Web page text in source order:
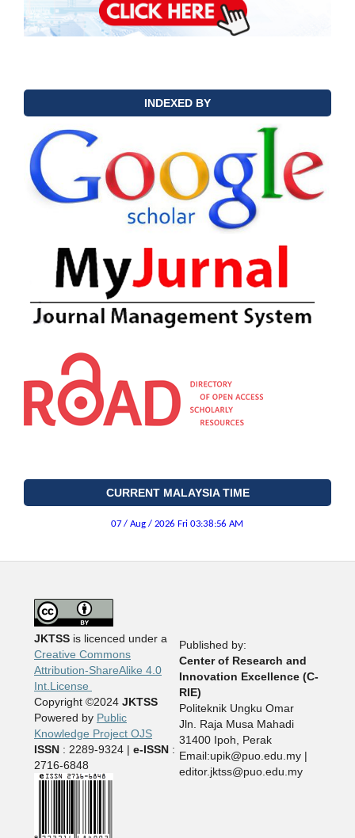
INDEXED BY
CURRENT MALAYSIA TIME
JKTSSis licenced under a
Creative Commons
Attribution-ShareAlike 4.0
Int.License
Copyright ©2024 JKTSS
Powered by Public
Knowledge Project OJS
ISSN: 2289-9324 | e-ISSN:
2716-6848
Published by:
Center of Research and
Innovation Excellence (C-
RIE)
Politeknik Ungku Omar
Jln. Raja Musa Mahadi
31400 Ipoh, Perak
Email:upik@puo.edu.my |
editor.jktss@puo.edu.my